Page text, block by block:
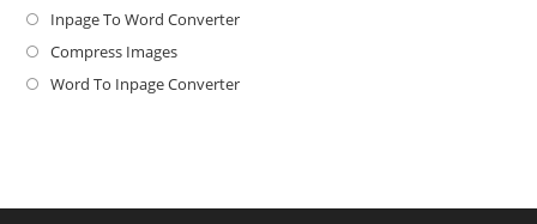
in
new
Inpage To Word ConverterOpens
a
Compress ImagesOpens
in
Word To Inpage ConverterOpens
tab